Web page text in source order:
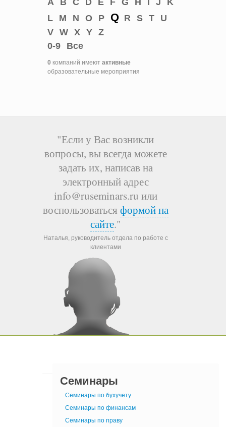
A
B C D E F G H I J
K
L
M N O P Q R S T
U
V W X Y Z
0-9
Все
0 компаний имеют активные
образовательные мероприятия
"Если у Вас возникли
вопросы, вы всегда можете
задать их, написав на
электронный адрес
info@ruseminars.ru или
воспользоваться формой на
сайте."
Наталья, руководитель отдела по работе с
клиентами
Семинары
Семинары по бухучету
Семинары по финансам
Семинары по праву